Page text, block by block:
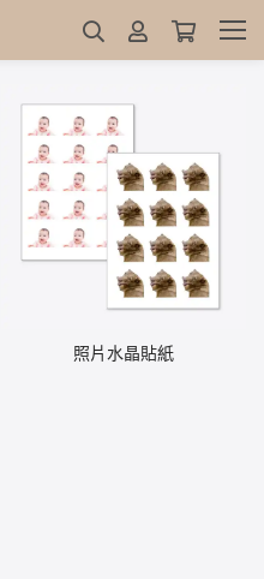
照片水晶貼紙